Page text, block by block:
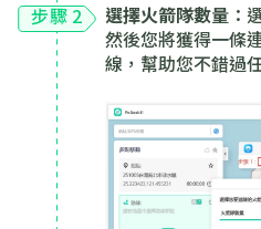
步驟 2 選擇火箭隊數量 ：
然後您將獲得一條
線，幫助您不錯過